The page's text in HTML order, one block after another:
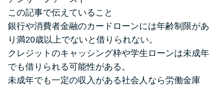
カードローンの見直しで40万円
得した話
最速！最短40分で借りられるカ
ードローン
この記事で伝えていること
銀行や消費者金融のカードローンには年齢制限があ
り満20歳以上でないと借りられない。
クレジットのキャッシング枠や学生ローンは未成年
でも借りられる可能性がある。
未成年でも一定の収入がある社会人なら労働金庫